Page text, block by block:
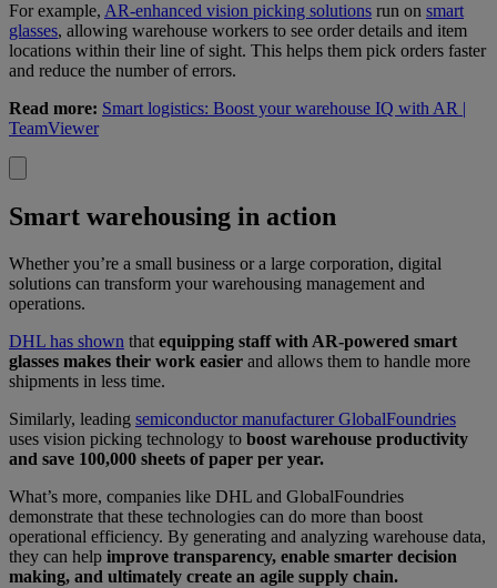
For example, AR-enhanced vision picking solutions run on smart
glasses, allowing warehouse workers to see order details and item
locations within their line of sight. This helps them pick orders faster
and reduce the number of errors.
Read more: Smart logistics: Boost your warehouse IQ with AR |
TeamViewer
Smart warehousing in action
Whether you’re a small business or a large corporation, digital
solutions can transform your warehousing management and
operations.
DHL has shown that equipping staff with AR-powered smart
glasses makes their work easier and allows them to handle more
shipments in less time.
Similarly, leading semiconductor manufacturer GlobalFoundries
uses vision picking technology to boost warehouse productivity
and save 100,000 sheets of paper per year.
What’s more, companies like DHL and GlobalFoundries
demonstrate that these technologies can do more than boost
operational efficiency. By generating and analyzing warehouse data,
they can help improve transparency, enable smarter decision
making, and ultimately create an agile supply chain.